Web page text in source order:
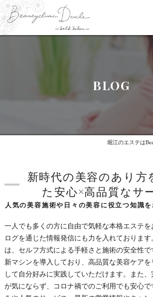
BLOG
堀江のエステは
新時代の美容のあり方
た安心×高品質なサ
人気の美容施術や日々の美容に役立つ知識
一人でも多くの方に自由で気軽な本格エステ
ログを通じた情報発信にも力を入れておりま
は、セルフ方式による手軽さと施術の安全性
新マシンを導入しており、高品質な美容ケア
して自分好みに実践していただけます。また、
が気にならず、コロナ禍でのご利用でも安心で